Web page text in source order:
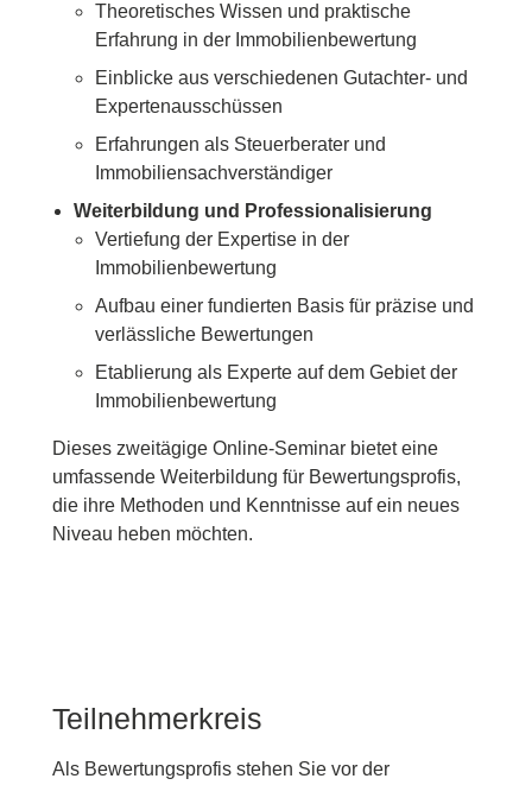
Theoretisches Wissen und praktische
Erfahrung in der Immobilienbewertung
Einblicke aus verschiedenen Gutachter- und
Expertenausschüssen
Erfahrungen als Steuerberater und
Immobiliensachverständiger
Weiterbildung und Professionalisierung
Vertiefung der Expertise in der
Immobilienbewertung
Aufbau einer fundierten Basis für präzise und
verlässliche Bewertungen
Etablierung als Experte auf dem Gebiet der
Immobilienbewertung
Dieses zweitägige Online-Seminar bietet eine
umfassende Weiterbildung für Bewertungsprofis,
die ihre Methoden und Kenntnisse auf ein neues
Niveau heben möchten.
Teilnehmerkreis
Als Bewertungsprofis stehen Sie vor der